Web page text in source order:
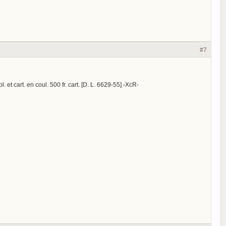
#7
et cart. en coul. 500 fr. cart. [D. L. 6629-55] -XcR-